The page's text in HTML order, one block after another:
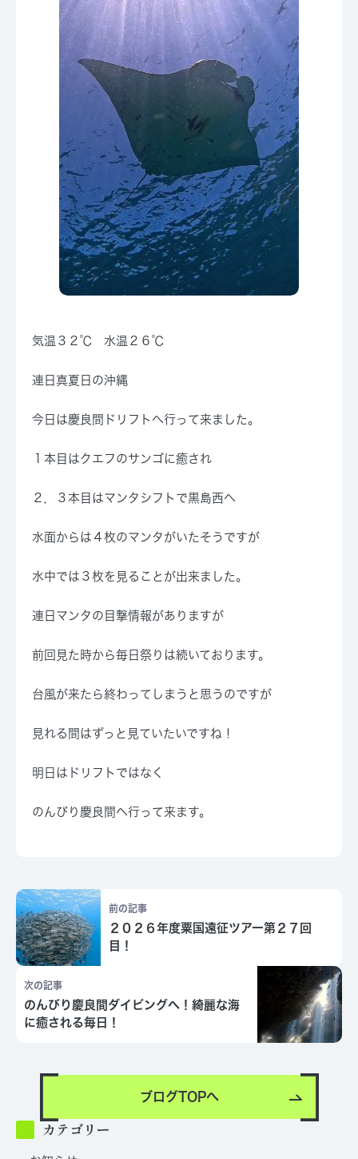
気温３２℃ 水温２６℃
連日真夏日の沖縄
今日は慶良間ドリフトへ行って来ました。
１本目はクエフのサンゴに癒され
２，３本目はマンタシフトで黒島西へ
水面からは４枚のマンタがいたそうですが
水中では３枚を見ることが出来ました。
連日マンタの目撃情報がありますが
前回見た時から毎日祭りは続いております。
台風が来たら終わってしまうと思うのですが
見れる間はずっと見ていたいですね！
明日はドリフトではなく
のんびり慶良間へ行って来ます。
前の記事
２０２６年度粟国遠征ツアー第２７回
目！
次の記事
のんびり慶良間ダイビングへ！綺麗な海
に癒される毎日！
ブログTOPへ
カテゴリー